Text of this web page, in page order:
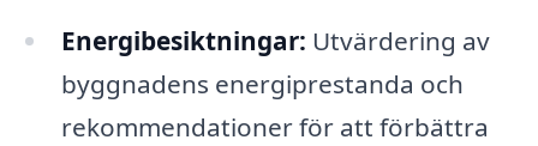
Energibesiktningar: Utvärdering av
byggnadens energiprestanda och
rekommendationer för att förbättra